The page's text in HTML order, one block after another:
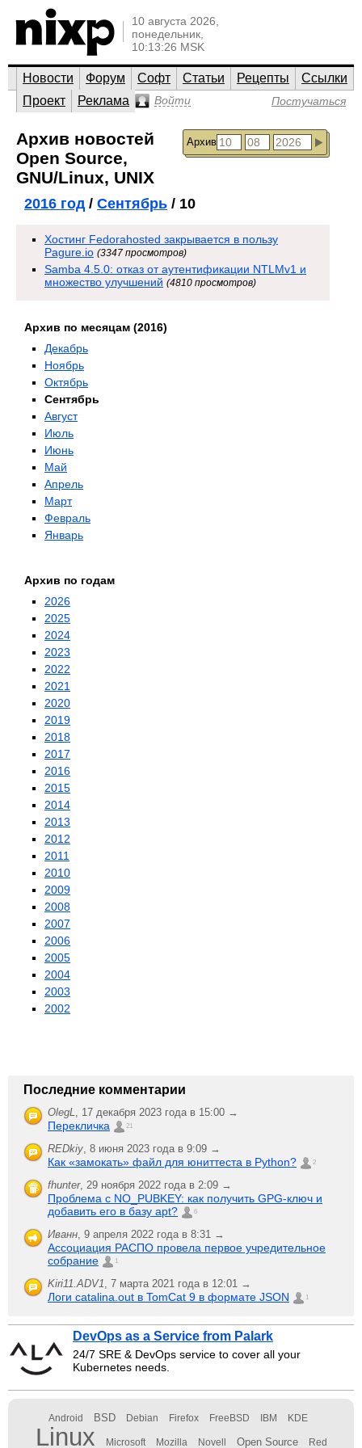
10 августа 2026,
понедельник,
10:13:26 MSK
Новости Форум Софт Статьи Рецепты
Ссылки
Проект
Реклама Войти Постучаться
Архив
Архив новостей
Open Source,
GNU/Linux, UNIX
2016 год/ Сентябрь / 10
Хостинг Fedorahosted закрывается в пользу
Pagure.io (3347 просмотров)
Samba 4.5.0: отказ от аутентификации NTLMv1 и
множество улучшений (4810 просмотров)
Архив по месяцам (2016)
Декабрь
Ноябрь
Октябрь
Сентябрь
Август
Июль
Июнь
Май
Апрель
Март
Февраль
Январь
Архив по годам
2026
2025
2024
2023
2022
2021
2020
2019
2018
2017
2016
2015
2014
2013
2012
2011
2010
2009
2008
2007
2006
2005
2004
2003
2002
Последние комментарии
OlegL, 17 декабря 2023 года в 15:00 →
Перекличка 21
REDkiy, 8 июня 2023 года в 9:09 →
Как «замокать» файл для юниттеста в Python? 2
fhunter, 29 ноября 2022 года в 2:09 →
Проблема с NO_PUBKEY: как получить GPG-ключ и
добавить его в базу apt?
6
Иванн, 9 апреля 2022 года в 8:31 →
Ассоциация РАСПО провела первое учредительное
собрание
1
Kiri11.ADV1, 7 марта 2021 года в 12:01 →
Логи catalina.out в TomCat 9 в формате JSON 1
DevOps as a Service from Palark
24/7 SRE & DevOps service to cover all your
Kubernetes needs.
Android BSD Debian Firefox FreeBSD IBM KDE
Linux Microsoft Mozilla Novell Open Source Red